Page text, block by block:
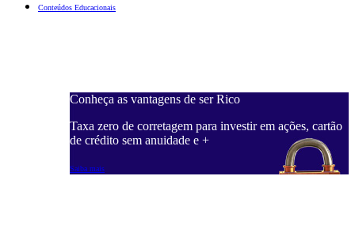
Conteúdos Educacionais
Conheça as vantagens de ser Rico
Taxa zero de corretagem para investir em ações, cartão
de crédito sem anuidade e +
Saiba mais